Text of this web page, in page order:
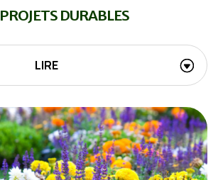
PROJETS DURABLES
LIRE